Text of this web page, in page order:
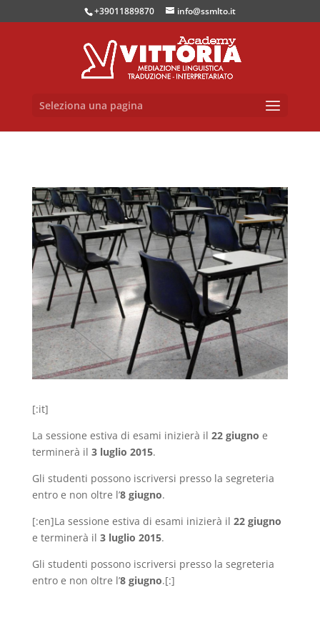
+39011889870 info@ssmlto.it
Seleziona una pagina
[:it]
La sessione estiva di esami inizierà il 22 giugno e
terminerà il 3 luglio 2015.
Gli studenti possono iscriversi presso la segreteria
entro e non oltre l’8 giugno.
[:en]La sessione estiva di esami inizierà il 22 giugno
e terminerà il 3 luglio 2015.
Gli studenti possono iscriversi presso la segreteria
entro e non oltre l’8 giugno.[:]